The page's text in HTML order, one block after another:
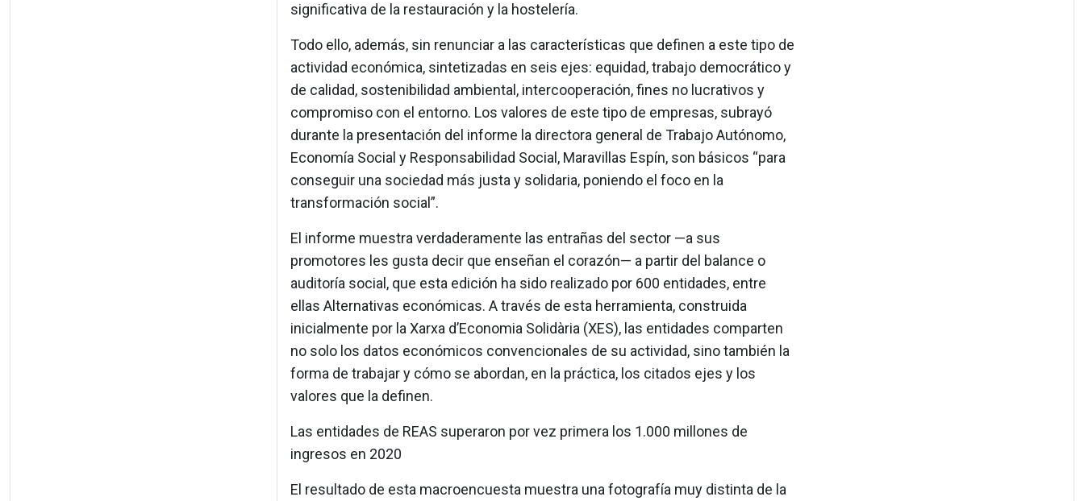
significativa de la restauración y la hostelería.
Todo ello, además, sin renunciar a las características que definen a este tipo de
actividad económica, sintetizadas en seis ejes: equidad, trabajo democrático y
de calidad, sostenibilidad ambiental, intercooperación, fines no lucrativos y
compromiso con el entorno. Los valores de este tipo de empresas, subrayó
durante la presentación del informe la directora general de Trabajo Autónomo,
Economía Social y Responsabilidad Social, Maravillas Espín, son básicos “para
conseguir una sociedad más justa y solidaria, poniendo el foco en la
transformación social”.
El informe muestra verdaderamente las entrañas del sector —a sus
promotores les gusta decir que enseñan el corazón— a partir del balance o
auditoría social, que esta edición ha sido realizado por 600 entidades, entre
ellas Alternativas económicas. A través de esta herramienta, construida
inicialmente por la Xarxa d’Economia Solidària (XES), las entidades comparten
no solo los datos económicos convencionales de su actividad, sino también la
forma de trabajar y cómo se abordan, en la práctica, los citados ejes y los
valores que la definen.
Las entidades de REAS superaron por vez primera los 1.000 millones de
ingresos en 2020
El resultado de esta macroencuesta muestra una fotografía muy distinta de la